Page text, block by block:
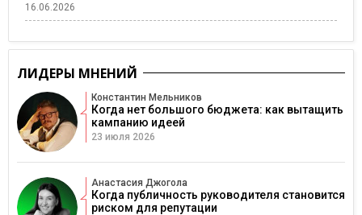
16.06.2026
ЛИДЕРЫ МНЕНИЙ
Константин Мельников
Когда нет большого бюджета: как вытащить
кампанию идеей
23 июля 2026
Анастасия Джогола
Когда публичность руководителя становится
риском для репутации